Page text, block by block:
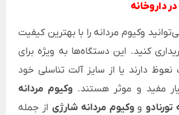
داروخانه
وکیوم مردانه را با بهترین کیفیت
کنید. این دستگاه‌ها به ویژه برای
نعوظ دارند یا از سایز آلت تناسلی خود
مفید و موثر هستند. وکیوم مردانه
ووکیوم مردانه شارژی از جمله